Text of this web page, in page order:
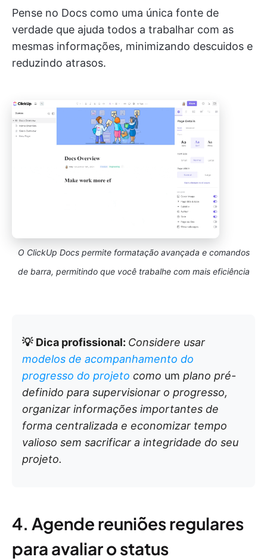
Pense no Docs como uma única fonte de
verdade que ajuda todos a trabalhar com as
mesmas informações, minimizando descuidos e
reduzindo atrasos.
O ClickUp Docs permite formatação avançada e comandos
de barra, permitindo que você trabalhe com mais eficiência
💡 Dica profissional: Considere usar
modelos de acompanhamento do
progresso do projeto como um plano pré-
definido para supervisionar o progresso,
organizar informações importantes de
forma centralizada e economizar tempo
valioso sem sacrificar a integridade do seu
projeto.
4. Agende reuniões regulares
para avaliar o status